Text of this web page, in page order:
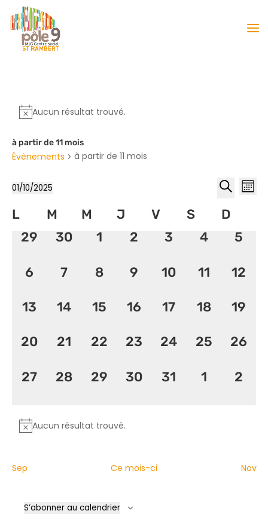
Aucun résultat trouvé.
à partir de 11 mois
Évènements à partir de 11 mois
vues
de
Mois
01/10/2025
une
Calendrier
de
Évènements
L M M J V S
D
0
29
0
30
0
1
0
2
0
3
0
4
0
5
0
6
0
7
0
8
0
9
0
10
0
11
0
12
0
13
0
14
0
15
0
16
0
17
0
18
0
19
0
20
0
21
0
22
0
23
0
24
0
25
0
26
0
27
0
28
0
29
0
30
0
31
0
1
0
2
Aucun résultat trouvé.
Sep Ce mois-ci Nov
S’abonner au calendrier